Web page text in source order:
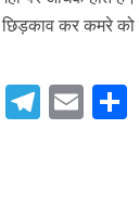
कर कमरे
W T E